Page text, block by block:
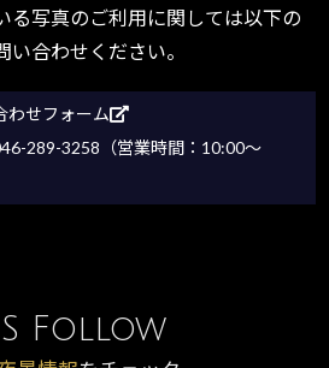
る写真のご利用に関しては以下の
合わせください。
わせフォーム
289-3258（営業時間：10:00～
Follow